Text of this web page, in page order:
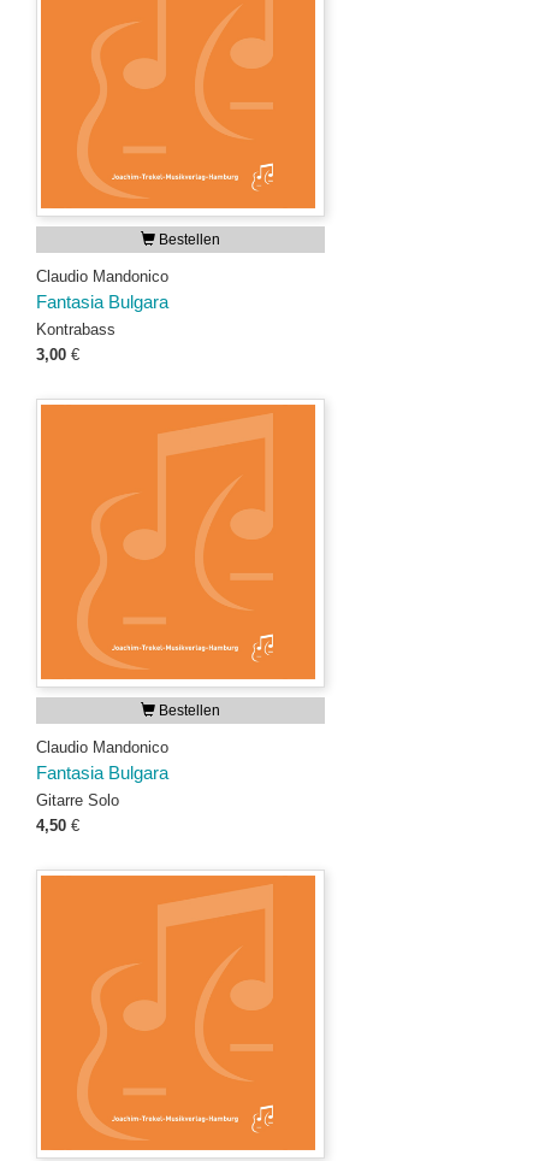
Bestellen
Claudio Mandonico
Fantasia Bulgara
Kontrabass
3,00 €
Bestellen
Claudio Mandonico
Fantasia Bulgara
Gitarre Solo
4,50 €